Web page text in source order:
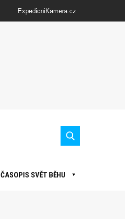
ExpedicniKamera.cz
ČASOPIS SVĚT BĚHU